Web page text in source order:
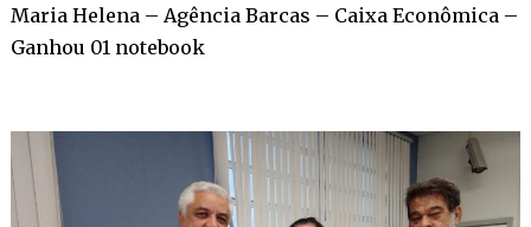
Maria Helena – Agência Barcas – Caixa Econômica –
Ganhou 01 notebook